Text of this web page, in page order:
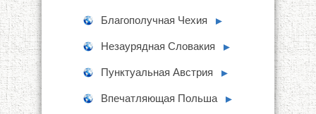
Благополучная Чехия ►
Незаурядная Словакия ►
Пунктуальная Австрия ►
Впечатляющая Польша ►